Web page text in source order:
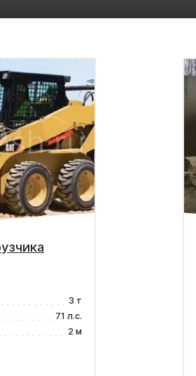
3 т
71 л.с.
2 м